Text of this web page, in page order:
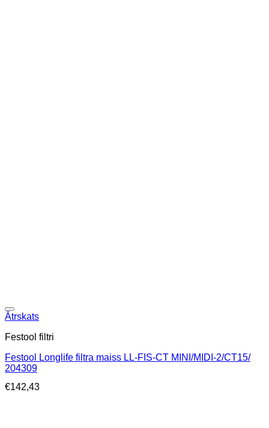
Ātrskats
Festool filtri
Festool Longlife filtra maiss LL-FIS-CT MINI/MIDI-2/CT15/
204309
€142,43